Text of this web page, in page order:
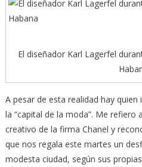
El diseñador Karl Lagerfel
A pesar de esta realidad hay
la “capital de la moda”. Me refiero
creativo de la firma Chanel y
que nos regala este martes un
modesta ciudad, según sus